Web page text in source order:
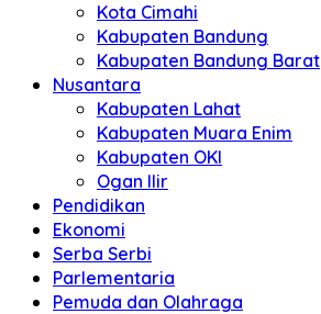
Kota Cimahi
Kabupaten Bandung
Kabupaten Bandung Barat
Nusantara
Kabupaten Lahat
Kabupaten Muara Enim
Kabupaten OKI
Ogan Ilir
Pendidikan
Ekonomi
Serba Serbi
Parlementaria
Pemuda dan Olahraga